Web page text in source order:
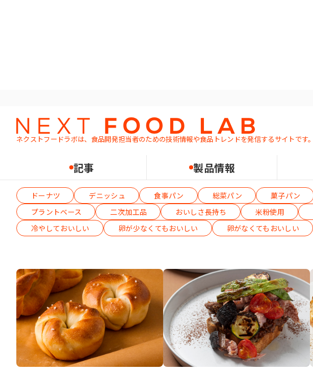
ネクストフードラボは、食品開発担当者のための技術情報や食品トレンドを発信するサイトです。
記事 製品情報
パン
テーマから絞り込む（複数選択可）
ドーナツ デニッシュ 食事パン 総菜パン 菓子パン
プラントベース
二次加工品 おいしさ長持ち 米粉使用
冷やしておいしい
卵が少なくてもおいしい 卵がなくてもおいしい